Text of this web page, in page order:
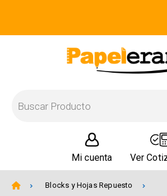
Mi cuenta Ver
Blocks y Hojas Repuesto